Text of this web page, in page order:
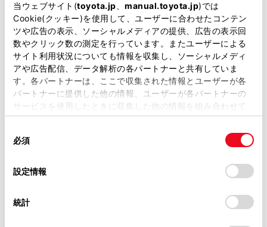
当ウェブサイト(toyota.jp manual.toyota.jp)では
Cookie(クッキー)を使用して、ユーザーに合わせたコンテン
ツや広告の表示、ソーシャルメディアの提供、広告の表示回
数やクリック数の測定を行っています。またユーザーによる
サイト利用状況についても情報を収集し、ソーシャルメディ
アや広告配信、データ解析の各パートナーと共有していま
す。各パートナーは、ここで収集された情報とユーザーが各
パートナーに提供した他の情報、ユーザーが各パートナーの
サービスを使用したときに収集した他の情報を組み合わせて
使用することがあります。当ウェブサイトの使用を続行する
デバイスにすべてのCookie(クッキー)が保存されることに同
意したことになります。Cookie(クッキー)のオプトアウト、
設定の変更、同意を撤回したりするにあたっては、当社の
「Cookie（クッキー）情報の取り扱いについて
」をご覧くだ
必須
設定情報
統計
認定中古車
トヨタ認定中古車
トヨタ認定中古車ライト
オンライン購入できる中古車のみ表示
条件に該当する物件は見つかりませんでした。検索条件を変更
地域・都道府県から探す